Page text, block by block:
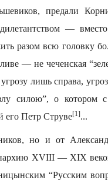
предали
—
разом всю головку
— не чеченская
лишь справа,
силою”, о котором
его Петр Струве[1]...
но и от
XVIII — XIX
“Русским